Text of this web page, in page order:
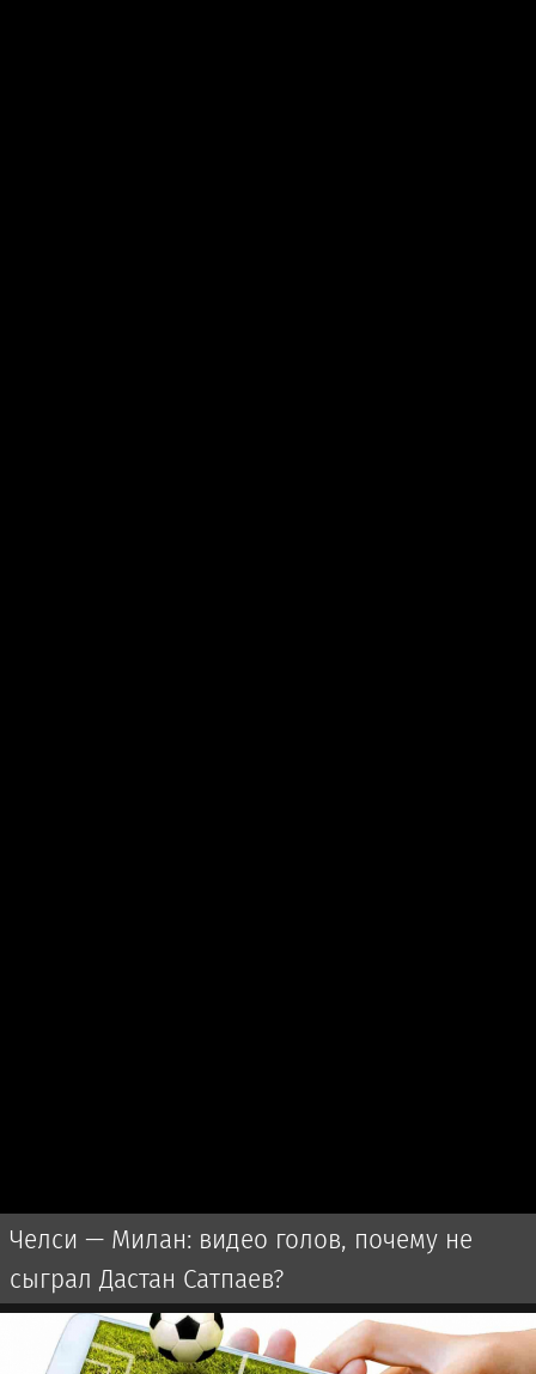
Челси — Милан: видео голов, почему не
сыграл Дастан Сатпаев?